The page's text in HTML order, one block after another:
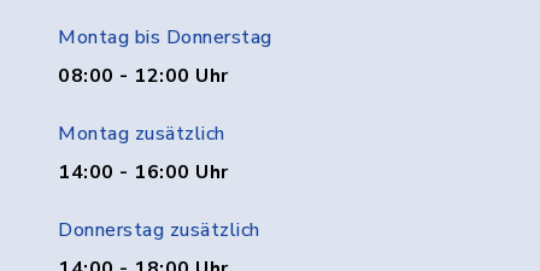
Montag bis Donnerstag
08:00 - 12:00 Uhr
Montag zusätzlich
14:00 - 16:00 Uhr
Donnerstag zusätzlich